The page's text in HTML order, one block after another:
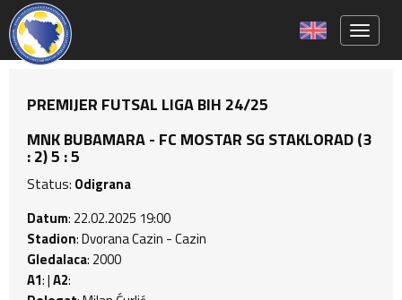
PREMIJER FUTSAL LIGA BIH 24/25
MNK BUBAMARA - FC MOSTAR SG STAKLORAD (3
: 2) 5 : 5
Status: Odigrana
Datum: 22.02.2025 19:00
Stadion: Dvorana Cazin - Cazin
Gledalaca: 2000
A1: |A2: